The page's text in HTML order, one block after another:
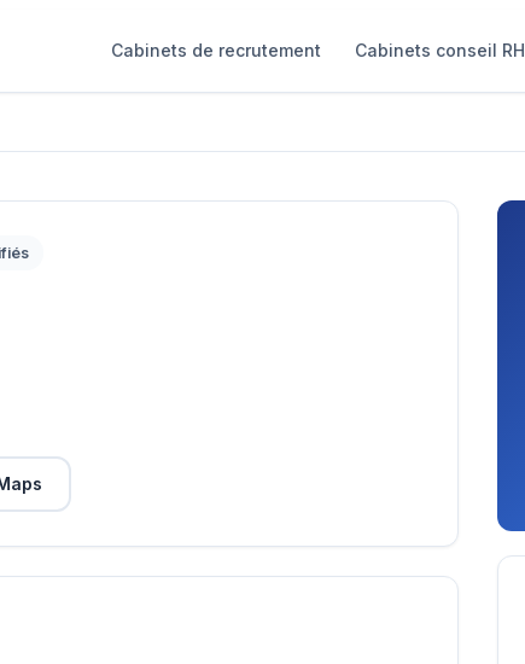
Cabinets de recrutement Cabinets conseil RH